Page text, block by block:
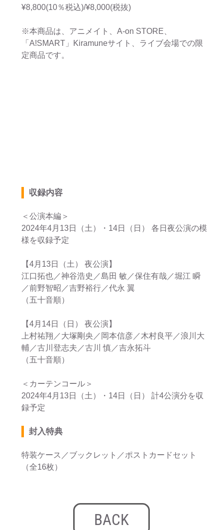
¥8,800(10％税込)/¥8,000(税抜)
※本商品は、アニメイト、A-on STORE、
「A!SMART」Kiramuneサイト、ライブ会場での限
定商品です。
収録内容
＜公演本編＞
2024年4月13日（土）・14日（日） 各日夜公演の模
様を収録予定
【4月13日（土） 夜公演】
江口拓也／神谷浩史／島田 敏／保住有哉／堀江 瞬
／前野智昭／吉野裕行／代永 翼
（五十音順）
【4月14日（日） 夜公演】
上村祐翔／大塚剛央／岡本信彦／木村良平／浪川大
輔／古川登志夫／古川 慎／吉永拓斗
（五十音順）
＜カーテンコール＞
2024年4月13日（土）・14日（日） 計4公演分を収
録予定
封入特典
特装ケース／ブックレット／ポストカードセット
（全16枚）
BACK